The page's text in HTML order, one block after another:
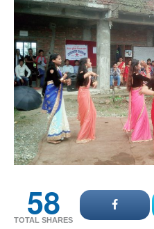
58
TOTAL SHARES